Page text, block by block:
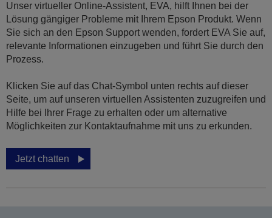
Unser virtueller Online-Assistent, EVA, hilft Ihnen bei der
Lösung gängiger Probleme mit Ihrem Epson Produkt. Wenn
Sie sich an den Epson Support wenden, fordert EVA Sie auf,
relevante Informationen einzugeben und führt Sie durch den
Prozess.
Klicken Sie auf das Chat-Symbol unten rechts auf dieser
Seite, um auf unseren virtuellen Assistenten zuzugreifen und
Hilfe bei Ihrer Frage zu erhalten oder um alternative
Möglichkeiten zur Kontaktaufnahme mit uns zu erkunden.
Jetzt chatten